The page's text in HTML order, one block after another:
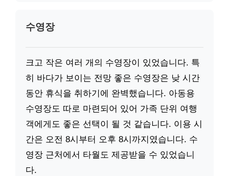
수영장
크고 작은 여러 개의 수영장이 있었습니다. 특
히 바다가 보이는 전망 좋은 수영장은 낮 시간
동안 휴식을 취하기에 완벽했습니다. 아동용
수영장도 따로 마련되어 있어 가족 단위 여행
객에게도 좋은 선택이 될 것 같습니다. 이용 시
간은 오전 8시부터 오후 8시까지였습니다. 수
영장 근처에서 타월도 제공받을 수 있었습니
다.